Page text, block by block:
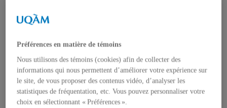
Tou-te-s les chercheur-e-s
États-Unis
Centre FrancoPaix
Géopolitique
Moyen-Orient et Afrique du Nord
Conflits multidimensionnels
Publications
Préférences en matière de témoins
Nous utilisons des témoins (cookies) afin de collecter des
informations qui nous permettent d’améliorer votre expérience sur
le site, de vous proposer des contenus vidéo, d’analyser les
statistiques de fréquentation, etc. Vous pouvez personnaliser votre
choix en sélectionnant « Préférences ».